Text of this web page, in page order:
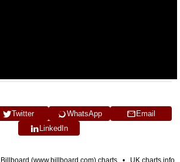
Twitter WhatsApp
Email
LinkedIn
(www.billboard.com) charts • UK charts info